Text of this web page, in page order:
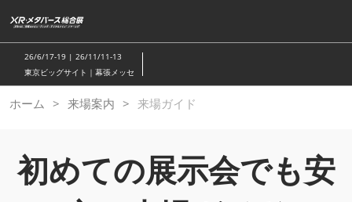
キ
ッ
し
て
26/6/17-19 | 26/11/11-13
東京ビッグサイト｜幕張メッセ
ホーム 来場案内 来場ガイド
初めての展示会でも安